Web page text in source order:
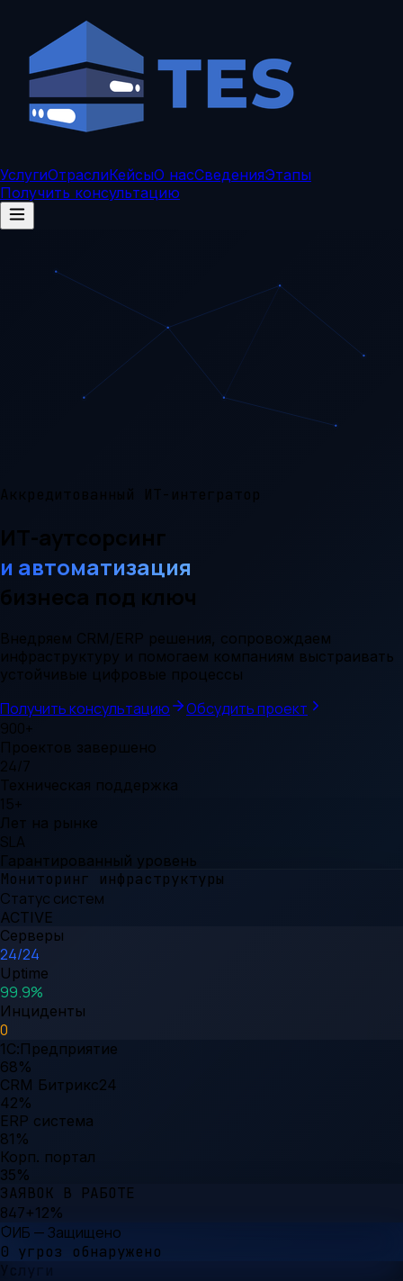
УслугиОтраслиКейсыО насСведенияЭтапы
Получить консультацию
Аккредитованный ИТ-интегратор
ИТ-аутсорсинг
и автоматизация
бизнеса под ключ
Внедряем CRM/ERP решения, сопровождаем
инфраструктуру и помогаем компаниям выстраивать
устойчивые цифровые процессы
Получить консультацию
Обсудить проект
900+
Проектов завершено
24/7
Техническая поддержка
15+
Лет на рынке
SLA
Гарантированный уровень
Мониторинг инфраструктуры
Статус систем
ACTIVE
Серверы
24/24
Uptime
99.9%
Инциденты
0
1С:Предприятие
68%
CRM Битрикс24
42%
ERP система
81 %
Корп. портал
35%
ЗАЯВОК В РАБОТЕ
847+12%
ИБ — Защищено
0 угроз обнаружено
Услуги